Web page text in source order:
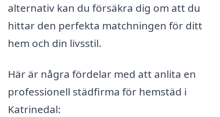
alternativ kan du försäkra dig om att du
hittar den perfekta matchningen för ditt
hem och din livsstil.
Här är några fördelar med att anlita en
professionell städfirma för hemstäd i
Katrinedal: